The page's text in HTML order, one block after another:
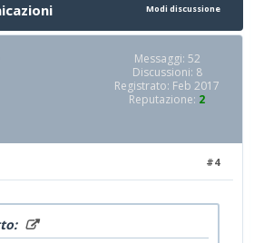
Modi discussione
Messaggi: 52
Discussioni: 8
Registrato: Feb 2017
Reputazione: 2
#4